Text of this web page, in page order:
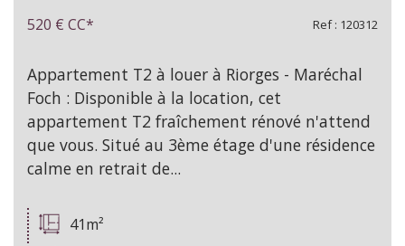
520 € CC* Ref : 120312
Appartement T2 à louer à Riorges - Maréchal
Foch : Disponible à la location, cet
appartement T2 fraîchement rénové n'attend
que vous. Situé au 3ème étage d'une résidence
calme en retrait de...
41m²